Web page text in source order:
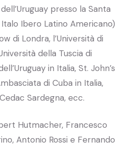
presso la Santa
Italo Ibero Latino Americano)
di Londra, l’Università di
della Tuscia di
in Italia, St. John’s
di Cuba in Italia,
Sardegna, ecc.
Hutmacher, Francesco
Antonio Rossi e Fernando